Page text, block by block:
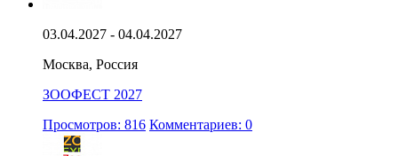
03.04.2027 - 04.04.2027
Москва, Россия
ЗООФЕСТ 2027
Просмотров: 816 Комментариев: 0